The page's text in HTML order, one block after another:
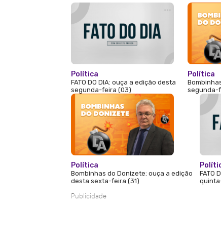
Política
FATO DO DIA: ouça a edição desta
segunda-feira (03)
Política
segunda-
Política
Bombinhas do Donizete: ouça a edição
desta sexta-feira (31)
FATO
Publicidade